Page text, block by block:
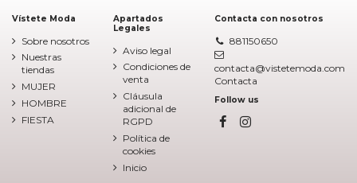
Vístete Moda
Sobre nosotros
Nuestras
tiendas
MUJER
HOMBRE
FIESTA
Apartados
Legales
Aviso legal
Condiciones de
venta
Cláusula
adicional de
RGPD
Política de
cookies
Inicio
Contacta con nosotros
881150650
contacta@vistetemoda.com
Contacta
Follow us